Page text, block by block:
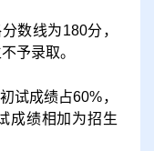
数线为180分，
予录取。
试成绩占60%，
成绩相加为招生